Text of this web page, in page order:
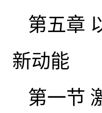
第五章
新动能
第一节